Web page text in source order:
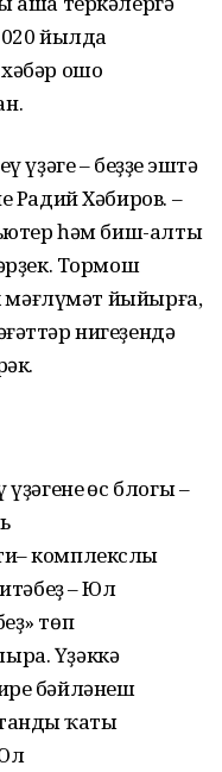
йылда
ошо
– беҙҙең эштә
Радий Хәбиров. –
һәм биш-алты
Тормош
мәғлүмәт йыйырға,
нигеҙендә
өс блогы –
комплекслы
– Юл
төп
Үҙәккә
бәйләнеш
ҡаты